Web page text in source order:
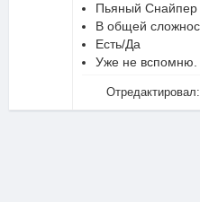
Пьяный Снайпер
В общей
Есть/Да
Уже не вспомню.
Отредактировал: